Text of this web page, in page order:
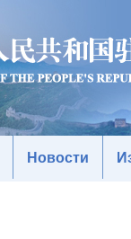
Новости